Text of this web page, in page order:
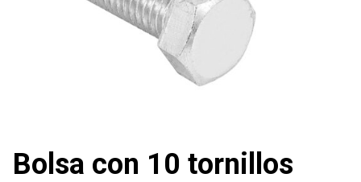
Bolsa con 10 tornillos